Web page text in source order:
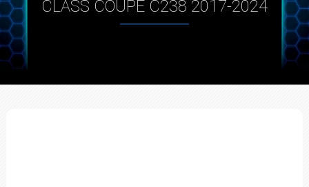
CLASS COUPE C238 2017-2024